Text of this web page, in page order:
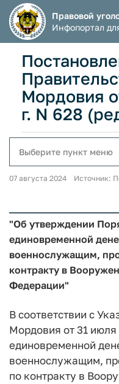
Правовой
Инфопортал
Мордовия
г. N 628
Выберите пункт меню
07 августа 2024 Источник:
"Об утверждении
единовременной
военнослужащим,
контракту в
Федерации"
В соответствии с
Мордовия от 31 июля
единовременной
военнослужащим,
по контракту в